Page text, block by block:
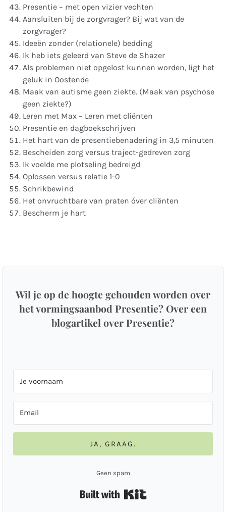
Presentie – met open vizier vechten
Aansluiten bij de zorgvrager? Bij wat van de
zorgvrager?
Ideeën zonder (relationele) bedding
Ik heb iets geleerd van Steve de Shazer
Als problemen niet opgelost kunnen worden, ligt het
geluk in Oostende
Maak van autisme geen ziekte. (Maak van psychose
geen ziekte?)
Leren met Max – Leren met cliënten
Presentie en dagboekschrijven
Het hart van de presentiebenadering in 3,5 minuten
Bescheiden zorg versus traject-gedreven zorg
Ik voelde me plotseling bedreigd
Oplossen versus relatie 1-0
Schrikbewind
Het onvruchtbare van praten óver cliënten
Bescherm je hart
Wil je op de hoogte gehouden worden over
het vormingsaanbod Presentie? Over een
blogartikel over Presentie?
JA, GRAAG.
Geen spam